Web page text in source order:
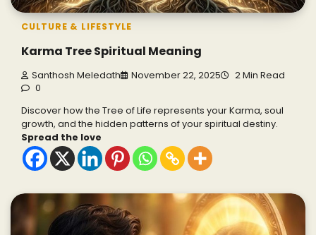
CULTURE & LIFESTYLE
Karma Tree Spiritual Meaning
Santhosh Meledath November 22, 2025
2 Min Read
0
Discover how the Tree of Life represents your Karma, soul
growth, and the hidden patterns of your spiritual destiny.
Spread the love